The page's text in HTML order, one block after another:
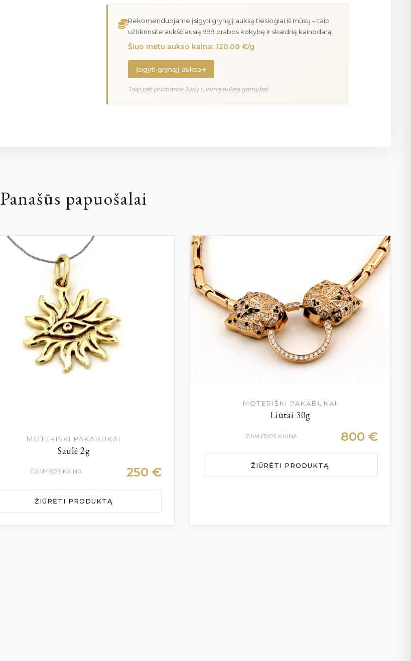
Rekomenduojame įsigyti grynąjį auksą tiesiogiai iš mūsų – taip
užtikrinsite aukščiausią 999 prabos kokybę ir skaidrią kainodarą.
Šiuo metu aukso kaina: 120.00 €/g
Įsigyti grynąjį auksą
Taip pat priimame Jūsų turimą auksą gamybai.
Panašūs papuošalai
MOTERIŠKI PAKABUKAI
Saulė 2g
GAMYBOS KAINA 250 €
ŽIŪRĖTI PRODUKTĄ
MOTERIŠKI PAKABUKAI
Liūtai 30g
GAMYBOS KAINA 800 €
ŽIŪRĖTI PRODUKTĄ